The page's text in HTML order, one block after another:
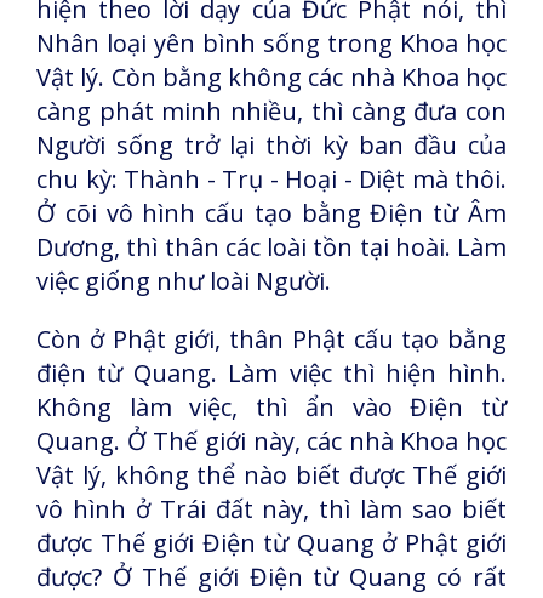
hiện theo lời dạy của Đức Phật nói, thì
Nhân loại yên bình sống trong Khoa học
Vật lý. Còn bằng không các nhà Khoa học
càng phát minh nhiều, thì càng đưa con
Người sống trở lại thời kỳ ban đầu của
chu kỳ: Thành - Trụ - Hoại - Diệt mà thôi.
Ở cõi vô hình cấu tạo bằng Điện từ Âm
Dương, thì thân các loài tồn tại hoài. Làm
việc giống như loài Người.
Còn ở Phật giới, thân Phật cấu tạo bằng
điện từ Quang. Làm việc thì hiện hình.
Không làm việc, thì ẩn vào Điện từ
Quang. Ở Thế giới này, các nhà Khoa học
Vật lý, không thể nào biết được Thế giới
vô hình ở Trái đất này, thì làm sao biết
được Thế giới Điện từ Quang ở Phật giới
được? Ở Thế giới Điện từ Quang có rất